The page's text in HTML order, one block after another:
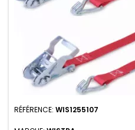
RÉFÉRENCE: WIS1255107